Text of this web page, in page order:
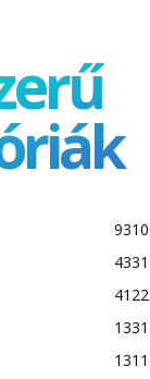
9310
4331
4122
1331
1311